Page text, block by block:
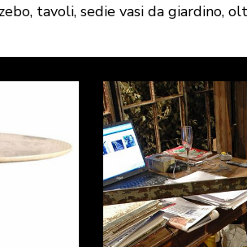
tavoli, sedie vasi da giardino,